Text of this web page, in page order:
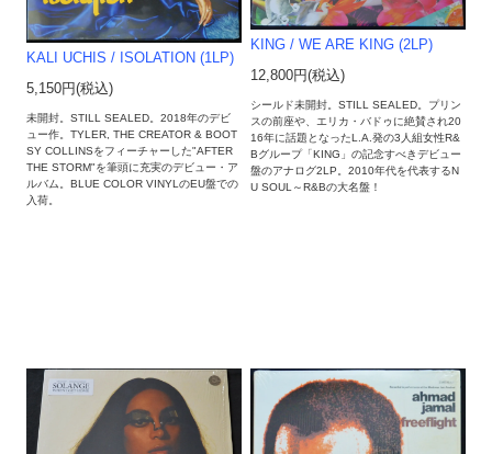
KALI UCHIS / ISOLATION (1LP)
5,150円(税込)
未開封。STILL SEALED。2018年のデビ
ュー作。TYLER, THE CREATOR & BOOT
SY COLLINSをフィーチャーした"AFTER
THE STORM"を筆頭に充実のデビュー・ア
ルバム。BLUE COLOR VINYLのEU盤での
入荷。
KING / WE ARE KING (2LP)
12,800円(税込)
シールド未開封。STILL SEALED。プリン
スの前座や、エリカ・バドゥに絶賛され20
16年に話題となったL.A.発の3人組女性R&
Bグループ「KING」の記念すべきデビュー
盤のアナログ2LP。2010年代を代表するN
U SOUL～R&Bの大名盤！